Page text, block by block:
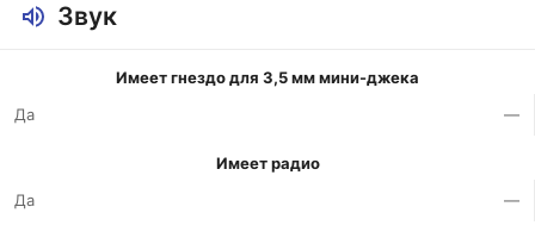
Звук
Имеет гнездо для 3,5 мм мини-джека
Да
—
Имеет радио
Да
—